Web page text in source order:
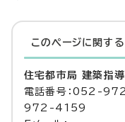
このページに関する
住宅都市局 建築指
電話番号：052-
972-4159